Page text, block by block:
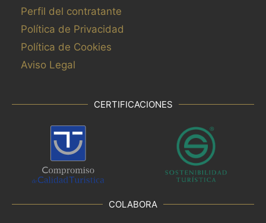
Perfil del contratante
Política de Privacidad
Política de Cookies
Aviso Legal
CERTIFICACIONES
COLABORA